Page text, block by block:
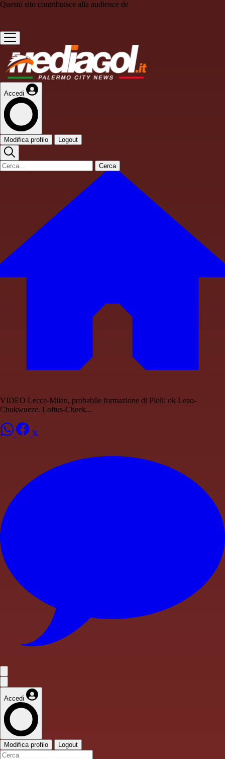
Questo sito contribuisce alla audience de
Accedi
Modifica profilo Logout
Cerca
VIDEO Lecce-Milan, probabile formazione di Pioli: ok Leao-
Chukwueze. Loftus-Cheek...
Accedi
Modifica profilo Logout